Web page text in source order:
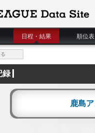
Site
日程・結果 順位表
録
鹿島